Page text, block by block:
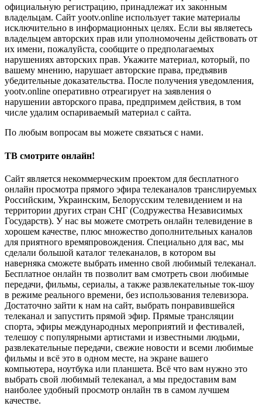
официальную регистрацию, принадлежат их законным
владельцам. Сайт yootv.online использует такие материалы
исключительно в информационных целях. Если вы являетесь
владельцем авторских прав или уполномочены действовать от
их имени, пожалуйста, сообщите о предполагаемых
нарушениях авторских прав. Укажите материал, который, по
вашему мнению, нарушает авторские права, предъявив
убедительные доказательства. После получения уведомления,
yootv.online оперативно отреагирует на заявления о
нарушении авторского права, предпримем действия, в том
числе удалим оспариваемый материал с сайта.
По любым вопросам вы можете связаться с нами.
ТВ смотрите онлайн!
Сайт является некоммерческим проектом для бесплатного
онлайн просмотра прямого эфира телеканалов транслируемых
Российским, Украинским, Белорусским телевидением и на
территории других стран СНГ (Содружества Независимых
Государств). У нас вы можете смотреть онлайн телевидение в
хорошем качестве, плюс множество дополнительных каналов
для приятного времяпровождения. Специально для вас, мы
сделали большой каталог телеканалов, в котором вы
наверняка сможете выбрать именно свой любимый телеканал.
Бесплатное онлайн тв позволит вам смотреть свои любимые
передачи, фильмы, сериалы, а также развлекательные ток-шоу
в режиме реального времени, без использования телевизора.
Достаточно зайти к нам на сайт, выбрать понравившейся
телеканал и запустить прямой эфир. Прямые трансляции
спорта, эфиры международных мероприятий и фестивалей,
телешоу с популярными артистами и известными людьми,
развлекательные передачи, свежие новости и всеми любимые
фильмы и всё это в одном месте, на экране вашего
компьютера, ноутбука или планшета. Всё что вам нужно это
выбрать свой любимый телеканал, а мы предоставим вам
наиболее удобный просмотр онлайн тв в самом лучшем
качестве.